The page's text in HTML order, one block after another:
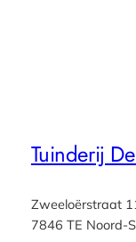
Tuinderij
Zweeloërstraat
7846 TE Noord-